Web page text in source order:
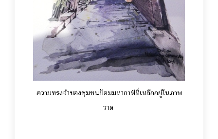
ความทรงจำของชุมชนป้อมมหากาฬที่เหลืออยู่ในภาพ
วาด